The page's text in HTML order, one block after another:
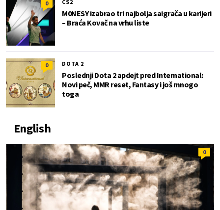
0 CS2
M0NESY izabrao tri najbolja saigrača u karijeri
– Braća Kovač na vrhu liste
0 DOTA 2
Poslednji Dota 2 apdejt pred International:
Novi peč, MMR reset, Fantasy i još mnogo
toga
English
0